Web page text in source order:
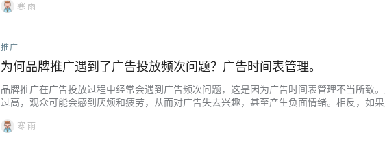
寒 雨
推广
为何品牌推广遇到了广告投放频次问题？广告时间表管理。
品牌推广在广告投放过程中经常会遇到广告频次问题，这是因为广告时间表管理不当所致
过高，观众可能会感到厌烦和疲劳，从而对广告失去兴趣，甚至产生负面情绪。相反，如
寒 雨